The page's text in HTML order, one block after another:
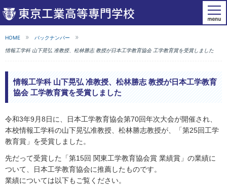
HOME バックナンバー
情報工学科 山下晃弘 准教授、松林勝志 教授が日本工学教育協会 工学教育賞を受賞しました
情報工学科 山下晃弘 准教授、松林勝志 教授が日本工学教育
協会 工学教育賞を受賞しました
令和3年9月8日に、日本工学教育協会第70回年次大会が開催され、
本校情報工学科の山下晃弘准教授、松林勝志教授が、「第25回工学
教育賞」を受賞しました。
先だって受賞した「第15回 関東工学教育協会賞 業績賞」の業績に
ついて、日本工学教育協会に推薦したものです。
業績については以下もご覧ください。